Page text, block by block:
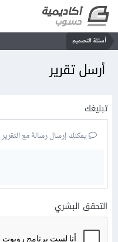
أسئلة التصميم
أرسل تقرير
تبليغك
يمكنك إرسال رسالة مع
التحقق البشري